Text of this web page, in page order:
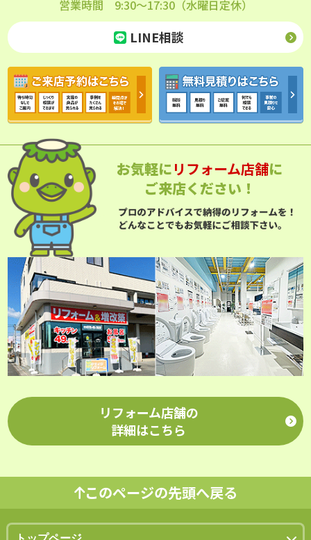
営業時間 9:30～17:30（水曜日定休）
LINE相談
お気軽にリフォーム店舗に
ご来店ください！
リフォーム店舗の
詳細はこちら
このページの先頭へ戻る